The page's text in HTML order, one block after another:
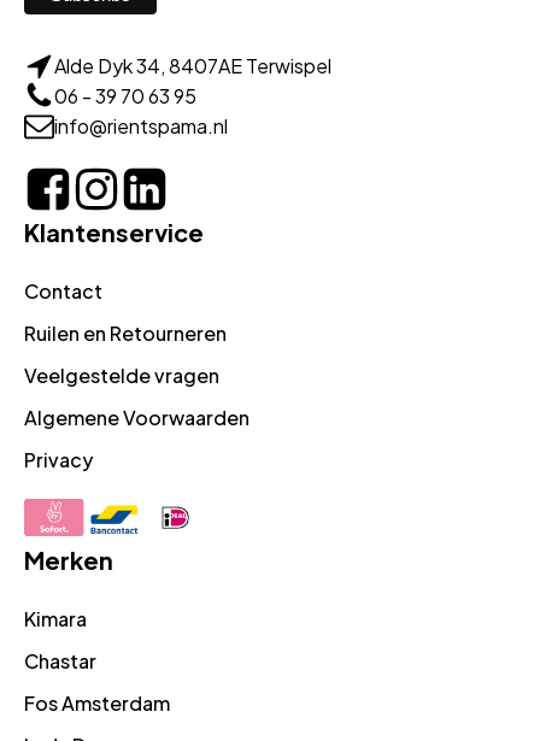
Alde Dyk 34, 8407AE Terwispel
06 - 39 70 63 95
info@rientspama.nl
Klantenservice
Contact
Ruilen en Retourneren
Veelgestelde vragen
Algemene Voorwaarden
Privacy
Merken
Kimara
Chastar
Fos Amsterdam